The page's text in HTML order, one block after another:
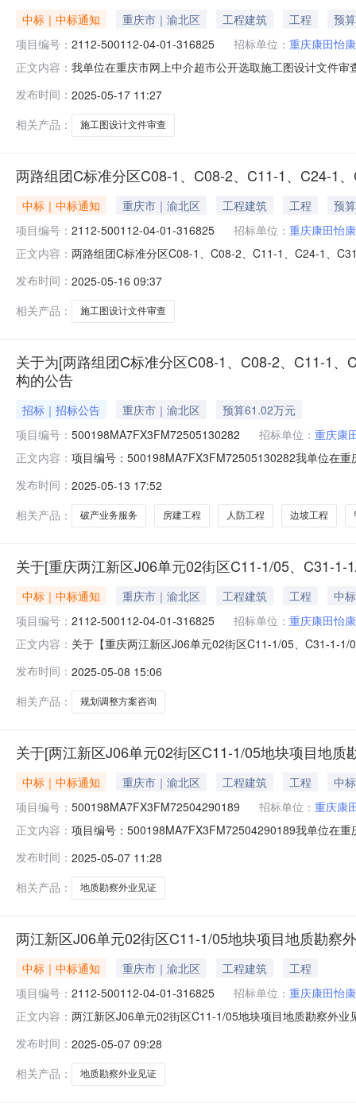
中标｜中标通知 重庆市｜渝北区 工程建筑 工程
预
项目编号： 2112-500112-04-01-316825 招标单位： 重庆康田怡
正文内容： 我单位在重庆市网上中介超市公开选取施工图设计文件
务服务项目采购否所需服务类型施工图设计文件审查服
发布时间： 2025-05-17 11:27
相关产品：
施工图设计文件审查
两路组团C标准分区C08-1、C08-2、C11-1、C24-1
中标｜中标通知 重庆市｜渝北区 工程建筑 工程
预
项目编号： 2112-500112-04-01-316825 招标单位： 重庆康田怡
正文内容： 两路组团C标准分区C08-1、C08-2、C11-1、C24-1、
地行政区划:重庆市两江新区所需服务类型:服务金额
发布时间： 2025-05-16 09:37
相关产品：
施工图设计文件审查
关于为[两路组团C标准分区C08-1、C08-2、C11-1
构的公告
招标｜招标公告 重庆市｜渝北区
预算61.02万元
项目编号： 500198MA7FX3FM72505130282 招标单位： 重庆康
正文内容： 项目编号：500198MA7FX3FM72505130282我单位在
316825是否破产业务服务项目采购否所需中介服务事项
发布时间： 2025-05-13 17:52
相关产品：
破产业务服务 房建工程 人防工程 边坡工程
关于[重庆两江新区J06单元02街区C11-1/05、C31-
中标｜中标通知 重庆市｜渝北区 工程建筑 工程
中
项目编号： 2112-500112-04-01-316825 招标单位： 重庆康田怡
正文内容： 关于【重庆两江新区J06单元02街区C11-1/05、C31-1-
码2112-500112-04-01-316825所需中介服务事项是否破
发布时间： 2025-05-08 15:06
相关产品：
规划调整方案咨询
关于[两江新区J06单元02街区C11-1/05地块项目地质
中标｜中标通知 重庆市｜渝北区 工程建筑 工程
中
项目编号： 500198MA7FX3FM72504290189 招标单位： 重庆康
正文内容： 项目编号：500198MA7FX3FM72504290189我单位在
目采购否所需服务类型工程勘察服务金额￥0元至￥
发布时间： 2025-05-07 11:28
相关产品：
地质勘察外业见证
两江新区J06单元02街区C11-1/05地块项目地质勘察
中标｜中标通知 重庆市｜渝北区 工程建筑
工程
项目编号： 2112-500112-04-01-316825 招标单位： 重庆康田怡
正文内容： 两江新区J06单元02街区C11-1/05地块项目地质勘察外
工程勘察与岩土分会关于征求工程勘察外业见证收费成
发布时间： 2025-05-07 09:28
相关产品：
地质勘察外业见证